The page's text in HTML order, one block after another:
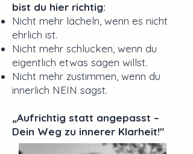
bist du hier richtig:
Nicht mehr lächeln, wenn es nicht
ehrlich ist.
Nicht mehr schlucken, wenn du
eigentlich etwas sagen willst.
Nicht mehr zustimmen, wenn du
innerlich NEIN sagst.
„Aufrichtig statt angepasst –
Dein Weg zu innerer Klarheit!"